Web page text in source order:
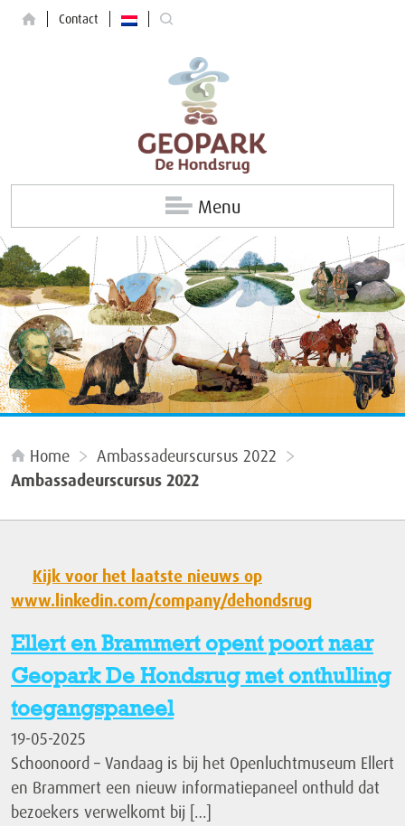
Contact
Menu
Home
Ambassadeurscursus 2022
Ambassadeurscursus 2022
Kijk voor het laatste nieuws op
www.linkedin.com/company/dehondsrug
Ellert en Brammert opent poort naar
Geopark De Hondsrug met onthulling
toegangspaneel
19-05-2025
Schoonoord – Vandaag is bij het Openluchtmuseum Ellert
en Brammert een nieuw informatiepaneel onthuld dat
bezoekers verwelkomt bij […]